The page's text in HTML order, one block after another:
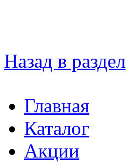
Назад в раздел
Главная
Каталог
Акции